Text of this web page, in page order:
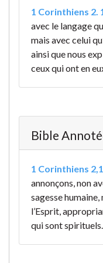
1 Corinthiens 2.
avec le langage
mais avec celui
ainsi que nous
ceux qui ont en
Bible
1 Corinthiens
annonçons, non
sagesse humaine,
l’Esprit,
qui sont spirituels.